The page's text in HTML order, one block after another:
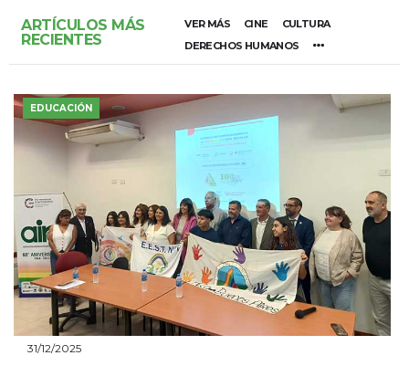
ARTÍCULOS MÁS
RECIENTES
VER MÁS CINE
CULTURA
DERECHOS HUMANOS
EDUCACIÓN
31/12/2025